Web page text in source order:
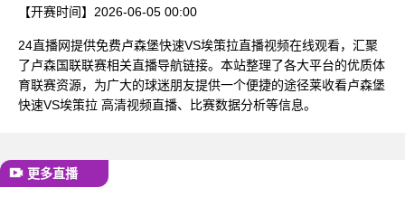
【开赛时间】 2026-06-05 00:00
24直播网提供免费卢森堡快速VS埃策拉直播视频在线观看，汇聚
了卢森国联联赛相关直播导航链接。本站整理了各大平台的优质体
育联赛资源，为广大的球迷朋友提供一个便捷的途径莱收看卢森堡
快速VS埃策拉 高清视频直播、比赛数据分析等信息。
更多直播